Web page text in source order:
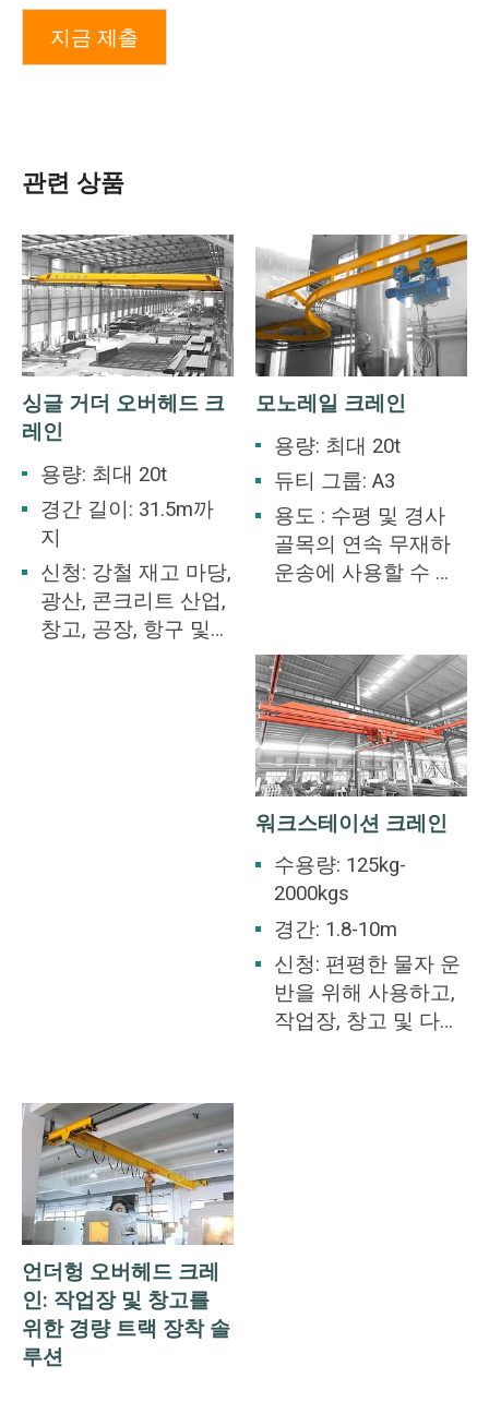
지금 제출
관련 상품
싱글 거더 오버헤드 크
레인
용량: 최대 20t
경간 길이: 31.5m까
지
신청: 강철 재고 마당,
광산, 콘크리트 산업,
창고, 공장, 항구 및
모노레일 크레인
용량: 최대 20t
듀티 그룹: A3
용도 : 수평 및 경사
골목의 연속 무재하
운송에 사용할 수 있
제한되지 않으며 다
양한 수직 곡선, 평면
곡선 및 복잡한 곡선
에서 작동할 수 있습
니다.
워크스테이션 크레인
수용량: 125kg-
2000kgs
경간: 1.8-10m
신청: 편평한 물자 운
반을 위해 사용하고,
작업장, 창고 및 다른
언더헝 오버헤드 크레
인: 작업장 및 창고를
위한 경량 트랙 장착 솔
루션